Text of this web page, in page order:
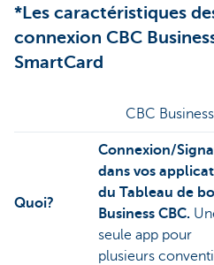
*Les caractéristiques
connexion CBC
SmartCard
CBC Business
Quoi?
Connexion/
dans vos
du Tableau de
Business CBC.
seule app pour
plusieurs